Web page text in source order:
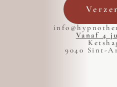
Vanaf 4
9040 Sint-